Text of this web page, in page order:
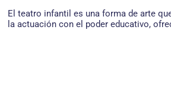
El teatro infantil es una forma de arte
la actuación con el poder educativo,